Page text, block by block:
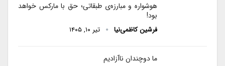
هوشواره و مبارزه‌ی طبقاتی؛ حق با مارکس خواهد
بود!
فرشین کاظمی‌نیا تیر ۱۰, ۱۴۰۵
ما دوچندان ناآزادیم